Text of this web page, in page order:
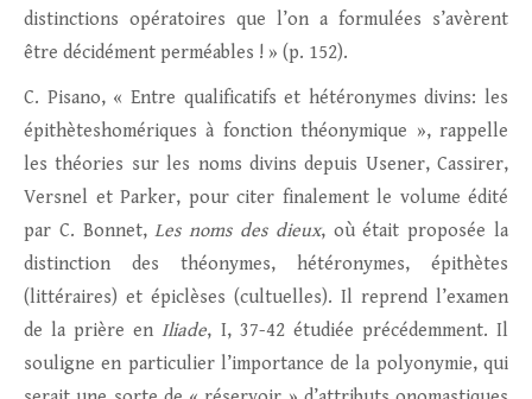
distinctions opératoires que l’on a formulées s’avèrent
être décidément perméables ! » (p. 152).
C. Pisano, « Entre qualificatifs et hétéronymes divins: les
épithèteshomériques à fonction théonymique », rappelle
les théories sur les noms divins depuis Usener, Cassirer,
Versnel et Parker, pour citer finalement le volume édité
par C. Bonnet,Les noms des dieux, où était proposée la
distinction des théonymes, hétéronymes, épithètes
(littéraires) et épiclèses (cultuelles). Il reprend l’examen
de la prière enIliade, I, 37-42 étudiée précédemment. Il
souligne en particulier l’importance de la polyonymie, qui